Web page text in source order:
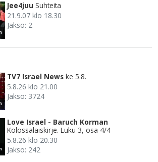
Jee4juu Suhteita
21.9.07 klo 18.30
Jakso: 2
TV7 Israel News ke 5.8.
5.8.26 klo 21.00
Jakso: 3724
Love Israel - Baruch Korman
Kolossalaiskirje. Luku 3, osa 4/4
5.8.26 klo 20.30
Jakso: 242